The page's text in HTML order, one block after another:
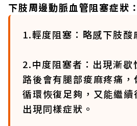
下肢周邊動脈血管阻塞症狀：
1.輕度阻塞：略感下肢酸
2.中度阻塞者：出現漸歇
路後會有腿部痠麻疼痛
循環恢復足夠，又能繼續
出現同樣症狀。